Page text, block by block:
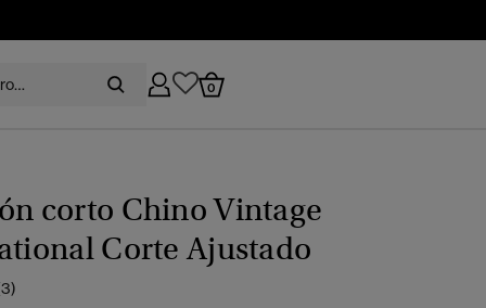
0
corto Chino Vintage
Corte Ajustado